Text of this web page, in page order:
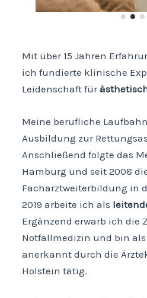
Mit über 15 Jahren
ich fundierte klinische
Leidenschaft für
Meine berufliche
Ausbildung zur
Anschließend folgte das
Hamburg und seit 2008
Facharztweiterbildung in
2019 arbeite ich als
Ergänzend erwarb ich die
Notfallmedizin und bin als
anerkannt durch die
Holstein tätig.